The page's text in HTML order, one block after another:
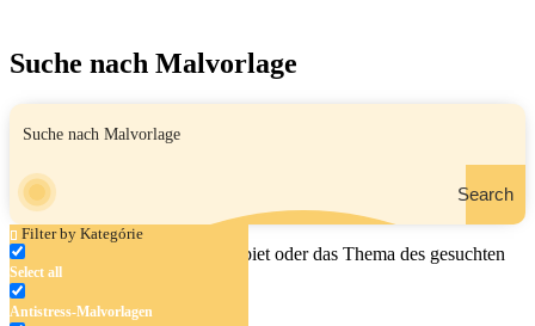
Suche nach Malvorlage
Search
Filter by Kategórie
Select all
Antistress-Malvorlagen
Geben Sie den Namen, das Gebiet oder das Thema des gesuchten
Malbuchs ein.